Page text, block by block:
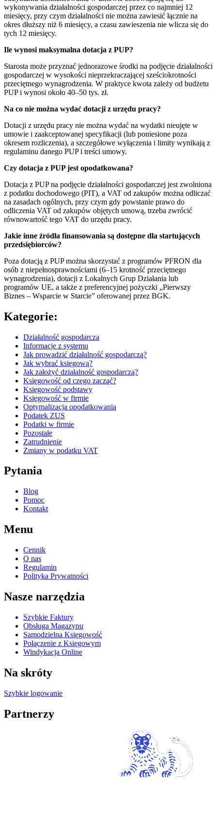
wykonywania działalności gospodarczej przez co najmniej 12
miesięcy, przy czym działalności nie można zawiesić łącznie na
okres dłuższy niż 6 miesięcy, a czasu zawieszenia nie wlicza się do
tych 12 miesięcy.
Ile wynosi maksymalna dotacja z PUP?
Starosta może przyznać jednorazowe środki na podjęcie działalności
gospodarczej w wysokości nieprzekraczającej sześciokrotności
przeciętnego wynagrodzenia. W praktyce kwota zależy od budżetu
PUP i wynosi około 40–50 tys. zł.
Na co nie można wydać dotacji z urzędu pracy?
Dotacji z urzędu pracy nie można wydać na wydatki nieujęte w
umowie i zaakceptowanej specyfikacji (lub poniesione poza
okresem rozliczenia), a szczegółowe wyłączenia i limity wynikają z
regulaminu danego PUP i treści umowy.
Czy dotacja z PUP jest opodatkowana?
Dotacja z PUP na podjęcie działalności gospodarczej jest zwolniona
z podatku dochodowego (PIT), a VAT od zakupów można odliczać
na zasadach ogólnych, przy czym gdy powstanie prawo do
odliczenia VAT od zakupów objętych umową, trzeba zwrócić
równowartość tego VAT do urzędu pracy.
Jakie inne źródła finansowania są dostępne dla startujących
przedsiębiorców?
Poza dotacją z PUP można skorzystać z programów PFRON dla
osób z niepełnosprawnościami (6–15 krotność przeciętnego
wynagrodzenia), dotacji z Lokalnych Grup Działania lub
programów UE, a także z preferencyjnej pożyczki „Pierwszy
Biznes – Wsparcie w Starcie” oferowanej przez BGK.
Kategorie:
Działalność gospodarcza
Informacje z systemu
Jak prowadzić działalność gospodarczą?
Jak wybrać księgową?
Jak założyć działalność gospodarczą?
Księgowość od czego zacząć?
Księgowość podstawy
Księgowość w firmie
Optymalizacja opodatkowania
Podatek ZUS
Podatki w firmie
Pozostałe
Zatrudnienie
Zmiany w podatku VAT
Pytania
Blog
Pomoc
Kontakt
Menu
Cennik
O nas
Regulamin
Polityka Prywatności
Nasze narzędzia
Szybkie Faktury
Obsługa Magazynu
Samodzielna Księgowość
Połączenie z Księgowym
Windykacja Online
Na skróty
Szybkie logowanie
Partnerzy